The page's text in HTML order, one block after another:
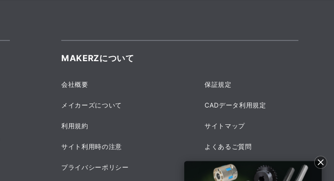
MAKERZについて
会社概要
メイカーズについて
利用規約
サイト利用時の注意
プライバシーポリシー
保証規定
CADデータ利用規定
サイトマップ
よくあるご質問
採用情報